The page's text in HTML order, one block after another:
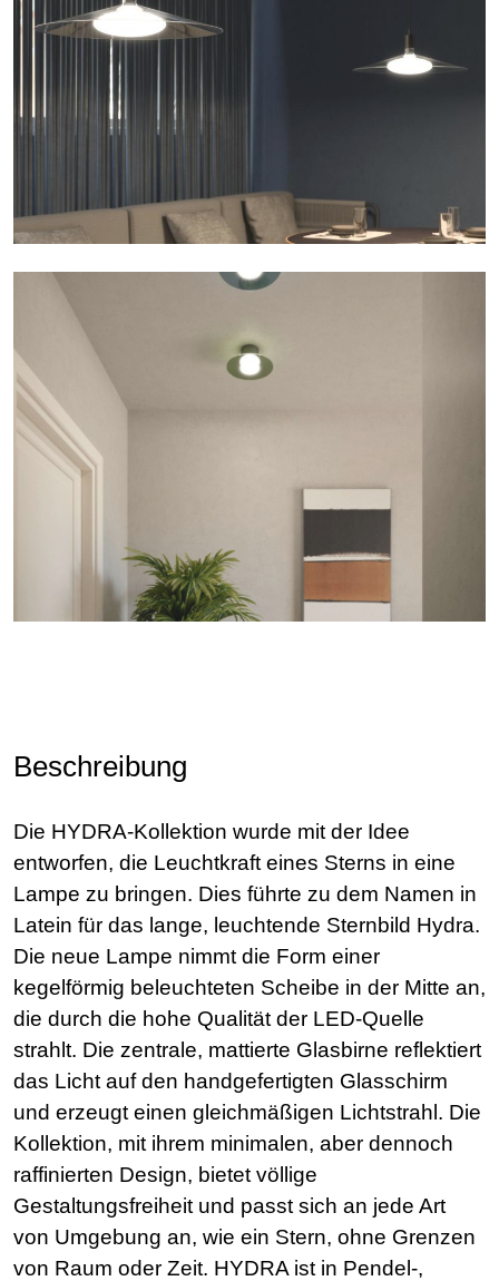
Beschreibung
Die HYDRA-Kollektion wurde mit der Idee
entworfen, die Leuchtkraft eines Sterns in eine
Lampe zu bringen. Dies führte zu dem Namen in
Latein für das lange, leuchtende Sternbild Hydra.
Die neue Lampe nimmt die Form einer
kegelförmig beleuchteten Scheibe in der Mitte an,
die durch die hohe Qualität der LED-Quelle
strahlt. Die zentrale, mattierte Glasbirne reflektiert
das Licht auf den handgefertigten Glasschirm
und erzeugt einen gleichmäßigen Lichtstrahl. Die
Kollektion, mit ihrem minimalen, aber dennoch
raffinierten Design, bietet völlige
Gestaltungsfreiheit und passt sich an jede Art
von Umgebung an, wie ein Stern, ohne Grenzen
von Raum oder Zeit. HYDRA ist in Pendel-,